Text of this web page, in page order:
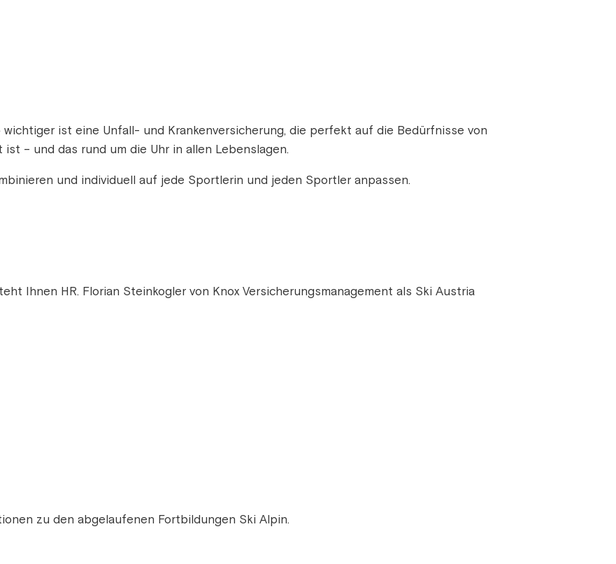
wichtiger ist eine Unfall- und Krankenversicherung, die perfekt auf die Bedürfnisse von
– und das rund um die Uhr in allen Lebenslagen.
und individuell auf jede Sportlerin und jeden Sportler anpassen.
Ihnen HR. Florian Steinkogler von Knox Versicherungsmanagement als Ski Austria
zu den abgelaufenen Fortbildungen Ski Alpin.